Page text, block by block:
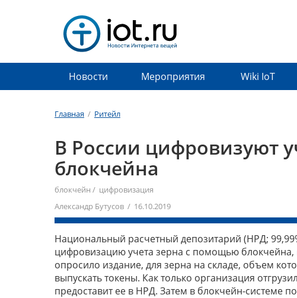
Новости Мероприятия Wiki IoT
Главная / Ритейл
В России цифровизуют
блокчейна
блокчейн / цифровизация
Александр Бутусов / 16.10.2019
Национальный расчетный депозитарий (НРД;
цифровизацию учета зерна с помощью блокчейна,
опросило издание, для зерна на складе, объем
выпускать токены. Как только организация
предоставит ее в НРД. Затем в блокчейн-системе